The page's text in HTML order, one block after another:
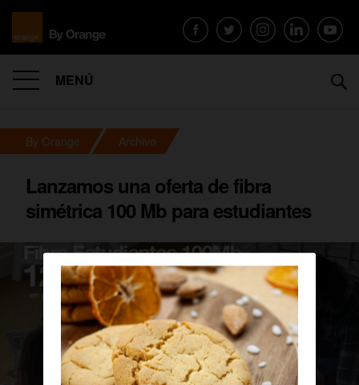
MENÚ
By Orange Archivo
Lanzamos una oferta de fibra
simétrica 100 Mb para estudiantes